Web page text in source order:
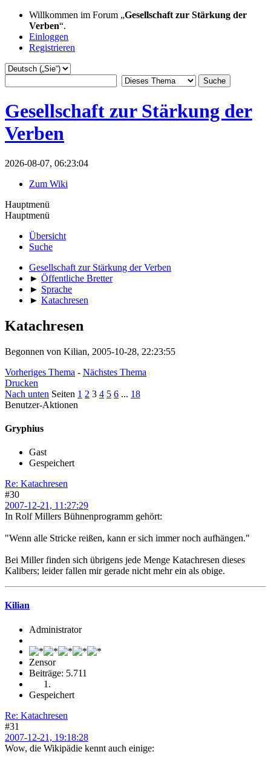
Willkommen im Forum „Gesellschaft zur Stärkung der
Verben“.
Einloggen
Registrieren
Gesellschaft zur Stärkung der
Verben
2026-08-07, 06:23:04
Zum Wiki
Hauptmenü
Hauptmenü
Übersicht
Suche
Gesellschaft zur Stärkung der Verben
► Öffentliche Bretter
► Sprache
► Katachresen
Katachresen
Begonnen von Kilian, 2005-10-28, 22:23:55
Vorheriges Thema - Nächstes Thema
Drucken
Nach unten Seiten 1 2 3 4 5 6 ... 18
Benutzer-Aktionen
Gryphius
Gast
Gespeichert
Re: Katachresen
#30
2007-12-21, 11:27:29
In Rolf Millers Bühnenprogramm gehört:
"Wenn alle Stricke reißen, kann er sich immer noch aufhängen."
Bei Miller finden sich übrigens jede Menge Katachresen dieses
Kalibers; leider fallen mir gerade nicht mehr ein als obige.
Kilian
Administrator
Zensor
Beiträge: 5.711
Gespeichert
Re: Katachresen
#31
2007-12-21, 19:18:28
Wow, die Wikipädie kennt auch einige: